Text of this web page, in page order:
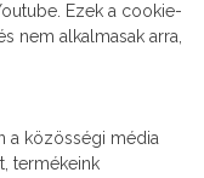
Ezek a cookie-
nem alkalmasak arra,
a közösségi média
termékeink